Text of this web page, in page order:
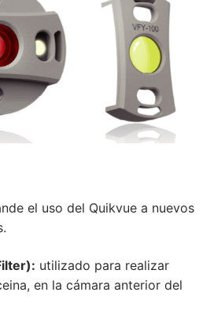
el uso del Quikvue a nuevos
utilizado para realizar
en la cámara anterior del